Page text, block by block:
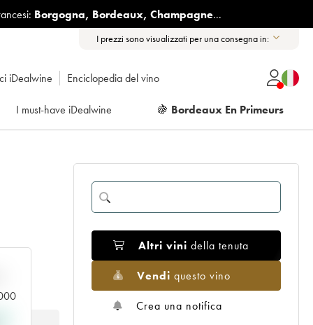
Borgogna, Bordeaux, Champagne...
I prezzi sono visualizzati per una consegna in:
iDealwine Enciclopedia del vino
I must-have iDealwine 🍇 Bordeaux En Primeurs
Altri vini della tenuta
Vendi questo vino
Crea una notifica